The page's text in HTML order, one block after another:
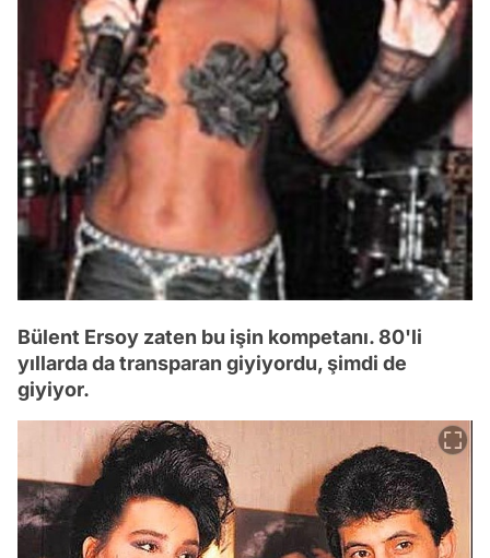
Bülent Ersoy zaten bu işin kompetanı. 80'li
yıllarda da transparan giyiyordu, şimdi de
giyiyor.